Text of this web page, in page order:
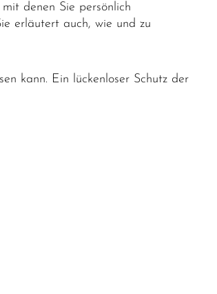
denen Sie persönlich
erläutert auch, wie und zu
kann. Ein lückenloser Schutz der